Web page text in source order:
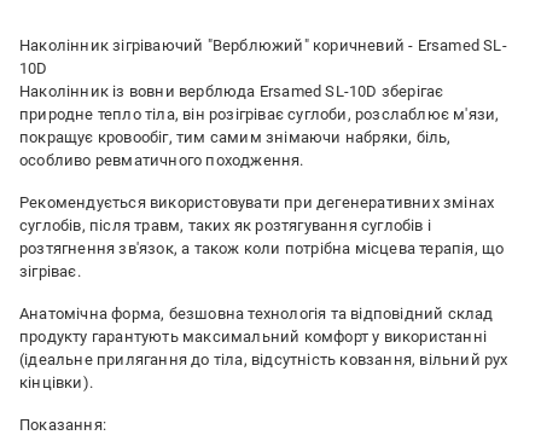
Наколінник зігріваючий "Верблюжий" коричневий - Ersamed SL-
10D
Наколінник із вовни верблюда Ersamed SL-10D зберігає
природне тепло тіла, він розігріває суглоби, розслаблює м'язи,
покращує кровообіг, тим самим знімаючи набряки, біль,
особливо ревматичного походження.
Рекомендується використовувати при дегенеративних змінах
суглобів, після травм, таких як розтягування суглобів і
розтягнення зв'язок, а також коли потрібна місцева терапія, що
зігріває.
Анатомічна форма, безшовна технологія та відповідний склад
продукту гарантують максимальний комфорт у використанні
(ідеальне прилягання до тіла, відсутність ковзання, вільний рух
кінцівки).
Показання: